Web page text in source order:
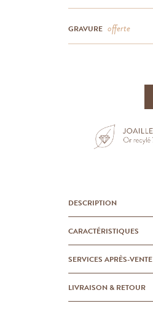
GRAVURE offerte
DESCRIPTION
CARACTÉRISTIQUES
SERVICES APRÈS-VENTE
LIVRAISON & RETOUR